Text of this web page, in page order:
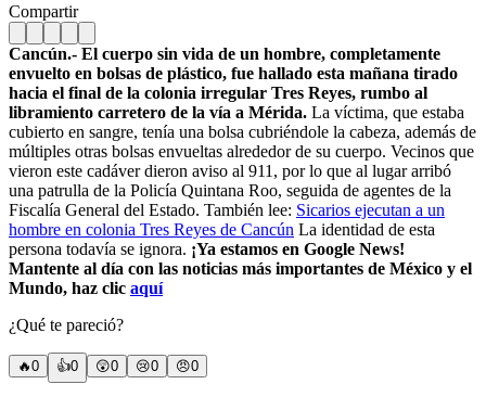
Compartir
Cancún.- El cuerpo sin vida de un hombre, completamente
envuelto en bolsas de plástico, fue hallado esta mañana tirado
hacia el final de la colonia irregular Tres Reyes, rumbo al
libramiento carretero de la vía a Mérida. La víctima, que estaba
cubierto en sangre, tenía una bolsa cubriéndole la cabeza, además de
múltiples otras bolsas envueltas alrededor de su cuerpo. Vecinos que
vieron este cadáver dieron aviso al 911, por lo que al lugar arribó
una patrulla de la Policía Quintana Roo, seguida de agentes de la
Fiscalía General del Estado. También lee: Sicarios ejecutan a un
hombre en colonia Tres Reyes de Cancún La identidad de esta
persona todavía se ignora. ¡Ya estamos en Google News!
Mantente al día con las noticias más importantes de México y el
Mundo, haz clic aquí
¿Qué te pareció?
🔥0 👍0 😲0 😢0 😠0